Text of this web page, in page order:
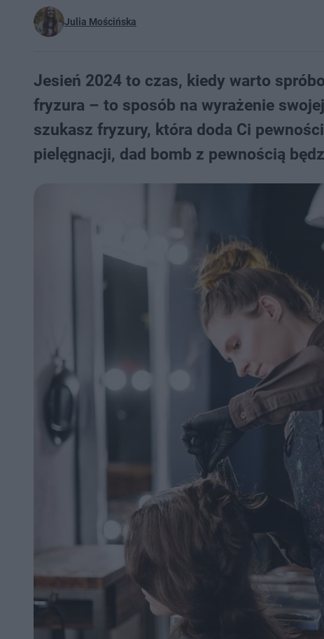
Julia Mościńska
Jesień 2024 to czas, kiedy warto
fryzura – to sposób na wyrażenie
szukasz fryzury, która doda Ci
pielęgnacji, dad bomb z pewnością